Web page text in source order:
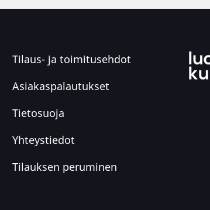
Tilaus- ja toimitusehdot
Asiakaspalautukset
Tietosuoja
Yhteystiedot
Tilauksen peruminen